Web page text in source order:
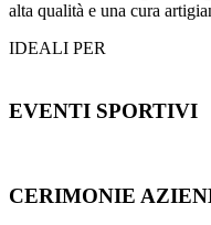
alta qualità e una cura
IDEALI PER
EVENTI SPORTIVI
CERIMONIE